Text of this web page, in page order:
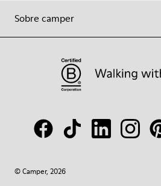
Sobre camper
© Camper, 2026